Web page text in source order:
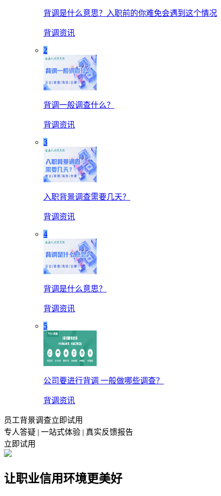
背调是什么意思？入职前的你难免会遇到这个情况
背调资讯
2
背调一般调查什么？
背调资讯
3
入职背景调查需要几天？
背调资讯
4
背调是什么意思？
背调资讯
5
公司要进行背调 一般做哪些调查？
背调资讯
员工背景调查立即试用
专人答疑 | 一站式体验 | 真实反馈报告
立即试用
让职业信用环境更美好